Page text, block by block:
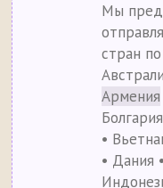
Мы
стран
Армения
•
• Дания